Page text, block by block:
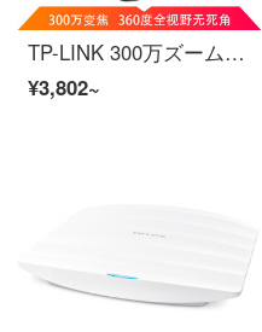
TP-LINK 300万ズーム室外無線ボール機TL-PC 633-Z+1.2 m電源
¥3,802~